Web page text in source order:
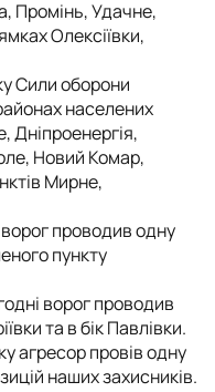
Промінь, Удачне,
Олексіївки,
Сили оборони
населених
Дніпроенергія,
Новий Комар,
Мирне,
проводив одну
пункту
ворог проводив
та в бік Павлівки.
агресор провів одну
наших захисників.